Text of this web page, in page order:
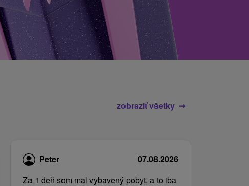
zobraziť všetky
Peter
07.08.2026
Za 1 deň som mal vybavený pobyt, a to iba